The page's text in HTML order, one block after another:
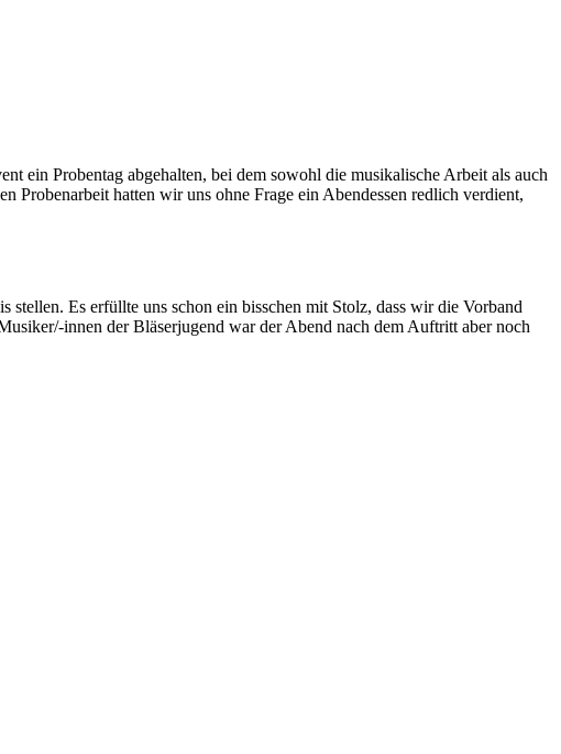
ein Probentag abgehalten, bei dem sowohl die musikalische Arbeit als auch
Probenarbeit hatten wir uns ohne Frage ein Abendessen redlich verdient,
Es erfüllte uns schon ein bisschen mit Stolz, dass wir die Vorband
innen der Bläserjugend war der Abend nach dem Auftritt aber noch